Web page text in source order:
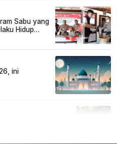
Sabu yang
Hidup
ini